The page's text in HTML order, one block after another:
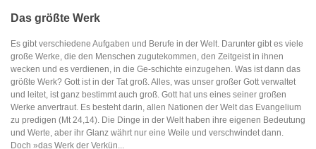
Das größte Werk
Es gibt verschiedene Aufgaben und Berufe in der Welt. Darunter gibt es viele
große Werke, die den Menschen zugutekommen, den Zeitgeist in ihnen
wecken und es verdienen, in die Ge-schichte einzugehen. Was ist dann das
größte Werk? Gott ist in der Tat groß. Alles, was unser großer Gott verwaltet
und leitet, ist ganz bestimmt auch groß. Gott hat uns eines seiner großen
Werke anvertraut. Es besteht darin, allen Nationen der Welt das Evangelium
zu predigen (Mt 24,14). Die Dinge in der Welt haben ihre eigenen Bedeutung
und Werte, aber ihr Glanz währt nur eine Weile und verschwindet dann.
Doch »das Werk der Verkün...